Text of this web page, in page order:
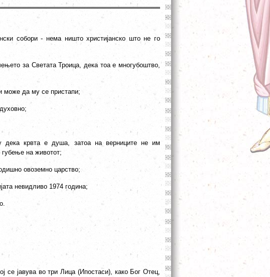
собори - нема ништо христијанско што не го
за Светата Троица, дека тоа е многубоштво,
може да му се пристапи;
дека крвта е душа, затоа на верниците не им
губење на животот;
овоземно царство;
невидливо 1974 година;
се јавува во три Лица (Ипостаси), како Бог Отец,